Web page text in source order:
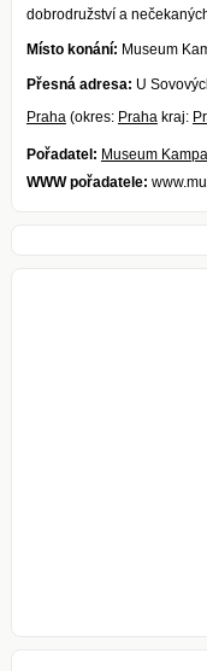
dobrodružství a
Místo konání: Museum
Přesná adresa: U
Praha(okres: Prahakraj:
Pořadatel: Museum
WWW pořadatele: